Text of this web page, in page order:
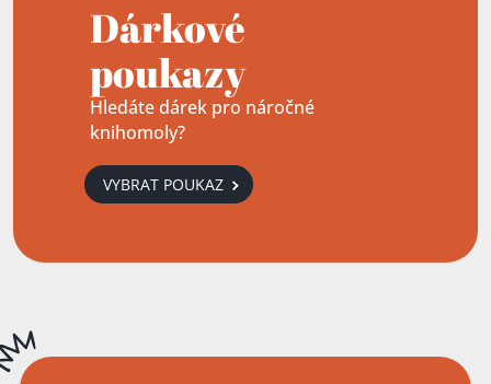
Dárkové
poukazy
Hledáte dárek pro náročné
knihomoly?
VYBRAT POUKAZ